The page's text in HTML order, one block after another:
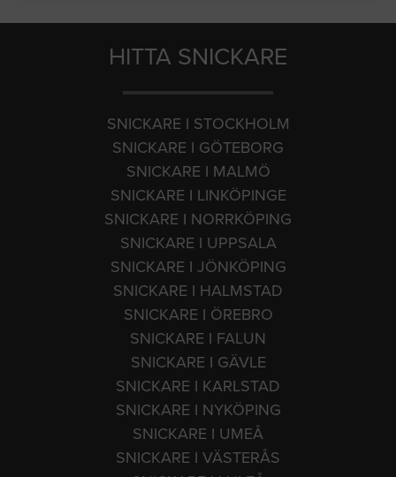
HITTA SNICKARE
SNICKARE I STOCKHOLM
SNICKARE I GÖTEBORG
SNICKARE I MALMÖ
SNICKARE I LINKÖPINGE
SNICKARE I NORRKÖPING
SNICKARE I UPPSALA
SNICKARE I JÖNKÖPING
SNICKARE I HALMSTAD
SNICKARE I ÖREBRO
SNICKARE I FALUN
SNICKARE I GÄVLE
SNICKARE I KARLSTAD
SNICKARE I NYKÖPING
SNICKARE I UMEÅ
SNICKARE I VÄSTERÅS